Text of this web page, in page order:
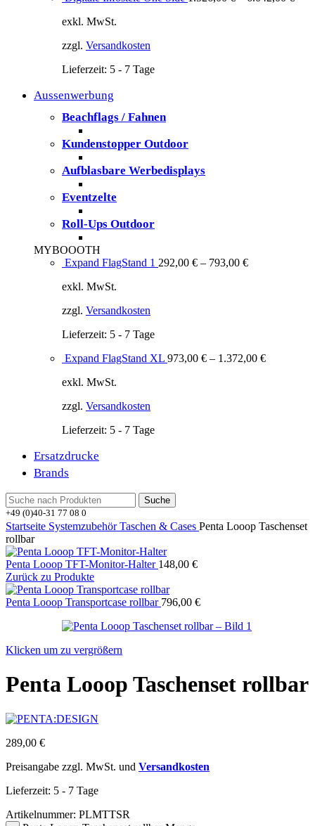
exkl. MwSt.
zzgl. Versandkosten
Lieferzeit: 5 - 7 Tage
Aussenwerbung
Beachflags / Fahnen
Kundenstopper Outdoor
Aufblasbare Werbedisplays
Eventzelte
Roll-Ups Outdoor
MYBOOOTH
Expand FlagStand 1 292,00 € – 793,00 €
exkl. MwSt.
zzgl. Versandkosten
Lieferzeit: 5 - 7 Tage
Expand FlagStand XL 973,00 € – 1.372,00 €
exkl. MwSt.
zzgl. Versandkosten
Lieferzeit: 5 - 7 Tage
Ersatzdrucke
Brands
Suche
+49 (0)40-31 77 08 0
Startseite SystemzubehörTaschen & Cases Penta Looop Taschenset
rollbar
Penta Looop TFT-Monitor-Halter 148,00 €
Zurück zu Produkte
Penta Looop Transportcase rollbar 796,00 €
Klicken um zu vergrößern
Penta Looop Taschenset rollbar
289,00 €
Preisangabe zzgl. MwSt. und Versandkosten
Lieferzeit: 5 - 7 Tage
Artikelnummer: PLMTTSR